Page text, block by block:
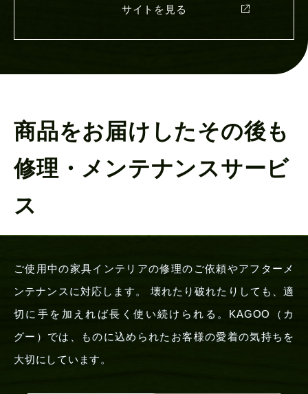
サイトを見る
商品をお届けしたその後も
修理・メンテナンスサービ
ス
ご使用中の家具インテリアの修理のご依頼やアフターメ
ンテナンスに対応します。 壊れたり破れたりしても、適
切に手を加えれば長く使い続けられる。KAGOO（カ
グー）では、ものに込められたお客様の愛着の気持ちを
大切にしています。